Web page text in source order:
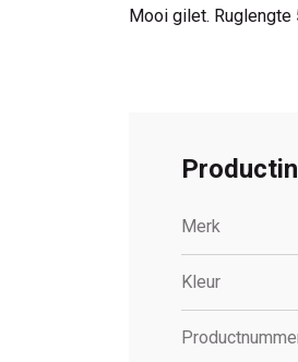
Mooi gilet. Ruglengte
Merk
Kleur